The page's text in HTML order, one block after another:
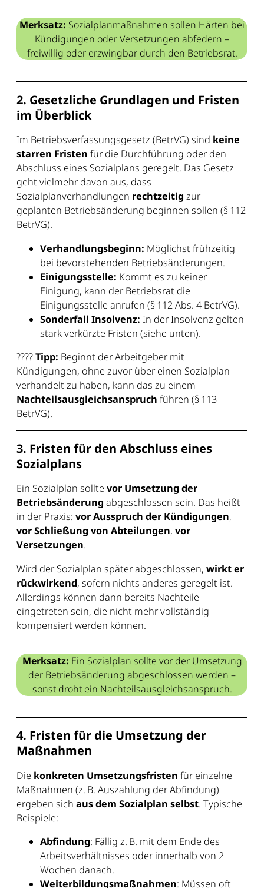
Merksatz: Sozialplanmaßnahmen sollen Härten bei
Kündigungen oder Versetzungen abfedern –
freiwillig oder erzwingbar durch den Betriebsrat.
2. Gesetzliche Grundlagen und Fristen
im Überblick
Im Betriebsverfassungsgesetz (BetrVG) sind keine
starren Fristen für die Durchführung oder den
Abschluss eines Sozialplans geregelt. Das Gesetz
geht vielmehr davon aus, dass
Sozialplanverhandlungen rechtzeitig zur
geplanten Betriebsänderung beginnen sollen (§ 112
BetrVG).
Verhandlungsbeginn: Möglichst frühzeitig
bei bevorstehenden Betriebsänderungen.
Einigungsstelle: Kommt es zu keiner
Einigung, kann der Betriebsrat die
Einigungsstelle anrufen (§ 112 Abs. 4 BetrVG).
Sonderfall Insolvenz: In der Insolvenz gelten
stark verkürzte Fristen (siehe unten).
????Tipp: Beginnt der Arbeitgeber mit
Kündigungen, ohne zuvor über einen Sozialplan
verhandelt zu haben, kann das zu einem
Nachteilsausgleichsanspruch führen (§ 113
BetrVG).
3. Fristen für den Abschluss eines
Sozialplans
Ein Sozialplan sollte vor Umsetzung der
Betriebsänderung abgeschlossen sein. Das heißt
in der Praxis: vor Ausspruch der Kündigungen,
vor Schließung von Abteilungen, vor
Versetzungen.
Wird der Sozialplan später abgeschlossen, wirkt er
rückwirkend, sofern nichts anderes geregelt ist.
Allerdings können dann bereits Nachteile
eingetreten sein, die nicht mehr vollständig
kompensiert werden können.
Merksatz: Ein Sozialplan sollte vor der Umsetzung
der Betriebsänderung abgeschlossen werden –
sonst droht ein Nachteilsausgleichsanspruch.
4. Fristen für die Umsetzung der
Maßnahmen
Die konkreten Umsetzungsfristen für einzelne
Maßnahmen (z. B. Auszahlung der Abfindung)
ergeben sich aus dem Sozialplan selbst. Typische
Beispiele:
Abfindung: Fällig z. B. mit dem Ende des
Arbeitsverhältnisses oder innerhalb von 2
Wochen danach.
Weiterbildungsmaßnahmen: Müssen oft